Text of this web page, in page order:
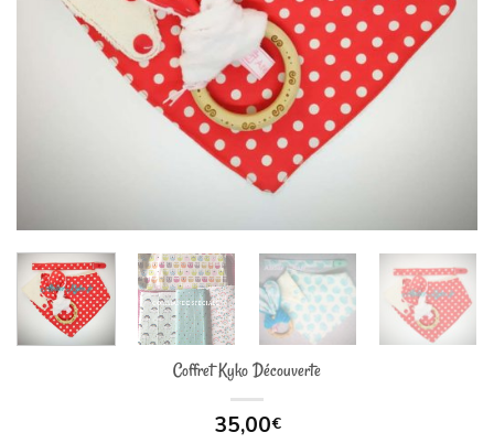
Coffret Kyko Découverte
35,00€